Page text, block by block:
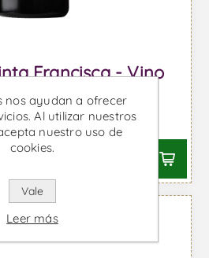
Francisca - Vino
Tinto
€59,41 IVA incl.
nos ayudan a ofrecer
Al utilizar nuestros
nuestro uso de
cookies.
Vale
Leer más